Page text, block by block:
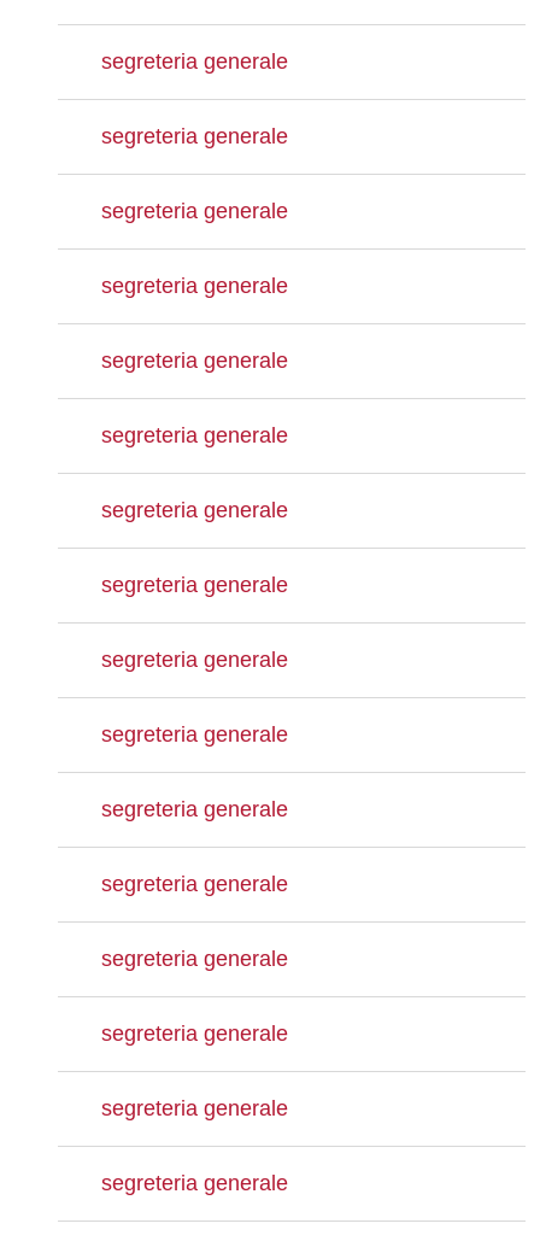
segreteria generale
segreteria generale
segreteria generale
segreteria generale
segreteria generale
segreteria generale
segreteria generale
segreteria generale
segreteria generale
segreteria generale
segreteria generale
segreteria generale
segreteria generale
segreteria generale
segreteria generale
segreteria generale